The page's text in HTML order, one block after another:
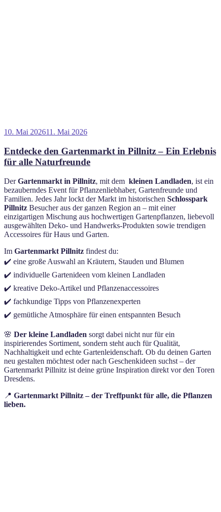
Veröffentlicht
10. Mai 202611. Mai 2026
Entdecke den Gartenmarkt in Pillnitz – Ein Erlebnis
für alle Naturfreunde
DerGartenmarkt in Pillnitz, mit dem kleinen Landladen, ist ein
bezauberndes Event für Pflanzenliebhaber, Gartenfreunde und
Familien. Jedes Jahr lockt der Markt im historischen Schlosspark
Pillnitz Besucher aus der ganzen Region an – mit einer
einzigartigen Mischung aus hochwertigen Gartenpflanzen, liebevoll
ausgewählten Deko- und Handwerks-Produkten sowie trendigen
Accessoires für Haus und Garten.
Im Gartenmarkt Pillnitz findest du:
✔️ eine große Auswahl an Kräutern, Stauden und Blumen
✔️ individuelle Gartenideen vom kleinen Landladen
✔️ kreative Deko-Artikel und Pflanzenaccessoires
✔️ fachkundige Tipps von Pflanzenexperten
✔️ gemütliche Atmosphäre für einen entspannten Besuch
🌸 Der kleine Landladen sorgt dabei nicht nur für ein
inspirierendes Sortiment, sondern steht auch für Qualität,
Nachhaltigkeit und echte Gartenleidenschaft. Ob du deinen Garten
neu gestalten möchtest oder nach Geschenkideen suchst – der
Gartenmarkt Pillnitz ist deine grüne Inspiration direkt vor den Toren
Dresdens.
📍 Gartenmarkt Pillnitz – der Treffpunkt für alle, die Pflanzen
lieben.